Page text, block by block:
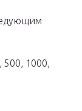
500, 1000,